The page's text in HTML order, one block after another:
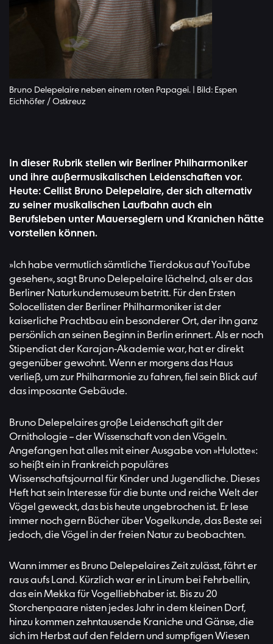
Bruno Delepelaire neben einem roten Papagei. | Bild: Espen
Eichhöfer / Ostkreuz
In dieser Rubrik stellen wir Berliner Philharmoniker
und ihre außermusikalischen Leidenschaften vor.
Heute: Cellist Bruno Delepelaire, der sich alternativ
zu seiner musikalischen Laufbahn auch ein
Berufsleben unter Mauerseglern und Kranichen hätte
vorstellen können.
»Ich habe vermutlich sämtliche Tierdokus auf YouTube
gesehen«, sagt Bruno Delepelaire lächelnd, als er das
Berliner Naturkundemuseum betritt. Für den Ersten
Solocellisten der Berliner Philharmoniker ist der
kaiserliche Prachtbau ein besonderer Ort, der ihn ganz
persönlich an seinen Beginn in Berlin erinnert. Als er noch
Stipendiat der Karajan-Akademie war, hat er direkt
gegenüber gewohnt. Wenn er morgens das Haus
verließ, um zur Philharmonie zu fahren, fiel sein Blick auf
das imposante Gebäude.
Bruno Delepelaires große Leidenschaft gilt der
Ornithologie – der Wissenschaft von den Vögeln.
Angefangen hat alles mit einer Ausgabe von »Hulotte«:
so heißt ein in Frankreich populäres
Wissenschaftsjournal für Kinder und Jugendliche. Dieses
Heft hat sein Interesse für die bunte und reiche Welt der
Vögel geweckt, das bis heute ungebrochen ist. Er lese
immer noch gern Bücher über Vogelkunde, das Beste sei
jedoch, die Vögel in der freien Natur zu beobachten.
Wann immer es Bruno Delepelaires Zeit zulässt, fährt er
raus aufs Land. Kürzlich war er in Linum bei Fehrbellin,
das ein Mekka für Vogelliebhaber ist. Bis zu 20
Storchenpaare nisten jedes Jahr in dem kleinen Dorf,
hinzu kommen zehntausende Kraniche und Gänse, die
sich im Herbst auf den Feldern und sumpfigen Wiesen